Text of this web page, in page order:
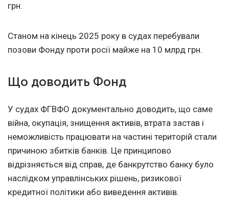
грн.
Станом на кінець 2025 року в судах перебували
позови Фонду проти росії майже на 10 млрд грн.
Що доводить Фонд
У судах ФГВФО документально доводить, що саме
війна, окупація, знищення активів, втрата застав і
неможливість працювати на частині територій стали
причиною збитків банків. Це принципово
відрізняється від справ, де банкрутство банку було
наслідком управлінських рішень, ризикової
кредитної політики або виведення активів.